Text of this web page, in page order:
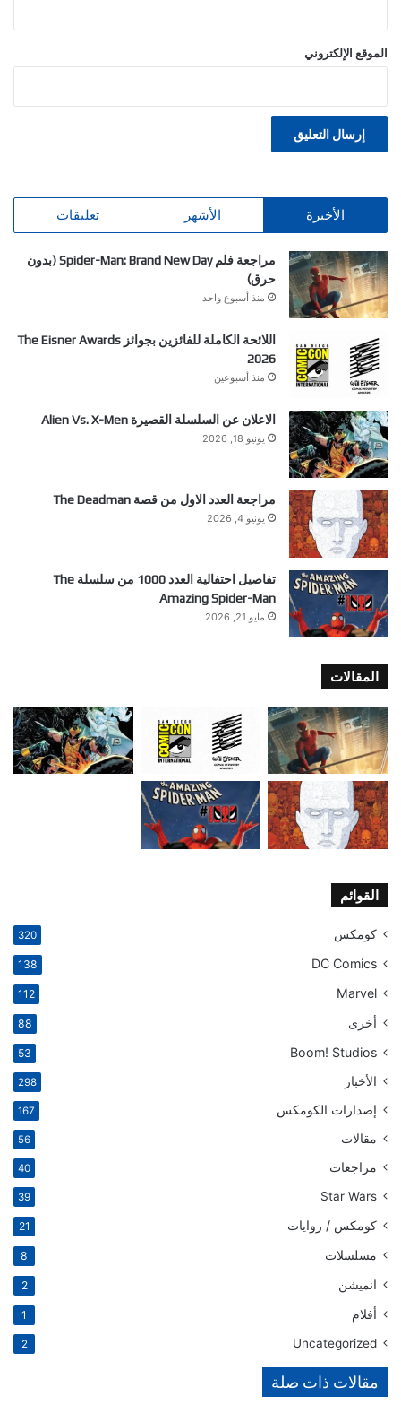
الموقع الإلكتروني
الأخيرة الأشهر تعليقات
مراجعة فلم Spider-Man: Brand New Day (بدون
حرق)
منذ أسبوع واحد
اللائحة الكاملة للفائزين بجوائز The Eisner Awards
2026
منذ أسبوعين
الاعلان عن السلسلة القصيرة Alien Vs. X-Men
يونيو 18, 2026
مراجعة العدد الاول من قصة The Deadman
يونيو 4, 2026
تفاصيل احتفالية العدد 1000 من سلسلة The
Amazing Spider-Man
مايو 21, 2026
المقالات
القوائم
كومكس 320
DC Comics
138
Marvel
112
أخرى 88
Boom! Studios
53
الأخبار 298
إصدارات الكومكس 167
مقالات 56
مراجعات 40
Star Wars
39
كومكس / روايات 21
مسلسلات 8
انميشن 2
أفلام 1
Uncategorized
2
مقالات ذات صلة